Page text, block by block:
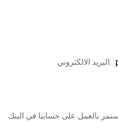
:البريد الالكتروني
بالعمل على حسابنا في البنك